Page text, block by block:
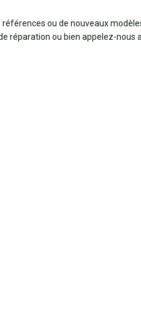
ou de nouveaux
réparation ou bien appelez-nous